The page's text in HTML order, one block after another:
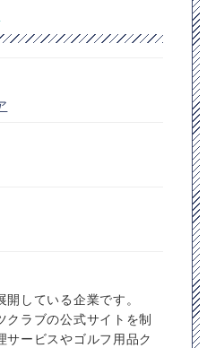
している企業です。
クラブの公式サイトを制
ービスやゴルフ用品ク